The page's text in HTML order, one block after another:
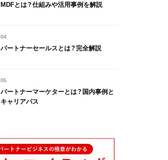
MDFとは？仕組みや活用事例を解説
04
パートナーセールスとは？完全解説
05
パートナーマーケターとは？国内事例と
キャリアパス